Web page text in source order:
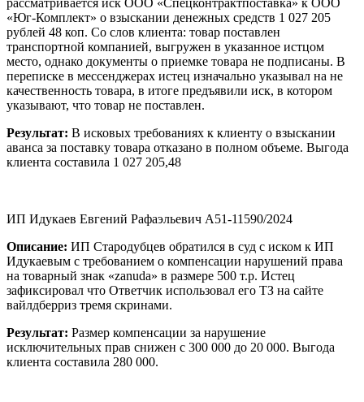
«Юг-Комплект» о взыскании денежных средств 1 027 205
рублей 48 коп. Со слов клиента: товар поставлен
транспортной компанией, выгружен в указанное истцом
место, однако документы о приемке товара не подписаны. В
переписке в мессенджерах истец изначально указывал на не
качественность товара, в итоге предъявили иск, в котором
указывают, что товар не поставлен.
Результат: В исковых требованиях к клиенту о взыскании
аванса за поставку товара отказано в полном объеме. Выгода
клиента составила 1 027 205,48
ИП Идукаев Евгений Рафаэльевич А51-11590/2024
Описание: ИП Стародубцев обратился в суд с иском к ИП
Идукаевым с требованием о компенсации нарушений права
на товарный знак «zanuda» в размере 500 т.р. Истец
зафиксировал что Ответчик использовал его ТЗ на сайте
вайлдберриз тремя скринами.
Результат: Размер компенсации за нарушение
исключительных прав снижен с 300 000 до 20 000. Выгода
клиента составила 280 000.